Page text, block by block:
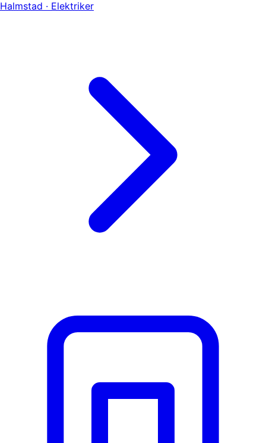
Halmstad · Elektriker